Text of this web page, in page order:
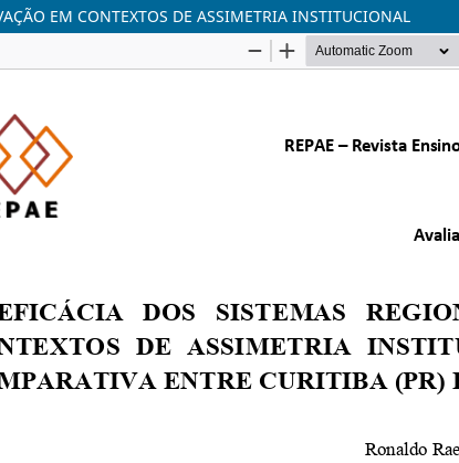
EM CONTEXTOS DE ASSIMETRIA INSTITUCIONAL